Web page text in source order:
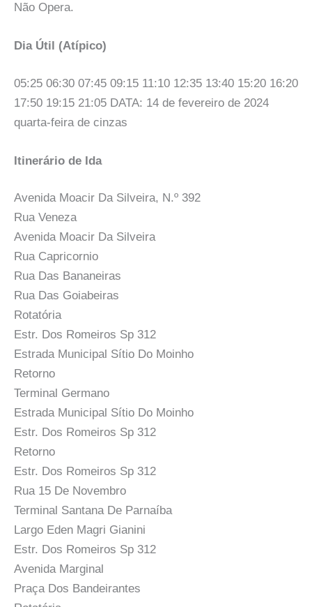
Não Opera.
Dia Útil (Atípico)
05:25 06:30 07:45 09:15 11:10 12:35 13:40 15:20 16:20
17:50 19:15 21:05 DATA: 14 de fevereiro de 2024
quarta-feira de cinzas
Itinerário de Ida
Avenida Moacir Da Silveira, N.º 392
Rua Veneza
Avenida Moacir Da Silveira
Rua Capricornio
Rua Das Bananeiras
Rua Das Goiabeiras
Rotatória
Estr. Dos Romeiros Sp 312
Estrada Municipal Sítio Do Moinho
Retorno
Terminal Germano
Estrada Municipal Sítio Do Moinho
Estr. Dos Romeiros Sp 312
Retorno
Estr. Dos Romeiros Sp 312
Rua 15 De Novembro
Terminal Santana De Parnaíba
Largo Eden Magri Gianini
Estr. Dos Romeiros Sp 312
Avenida Marginal
Praça Dos Bandeirantes